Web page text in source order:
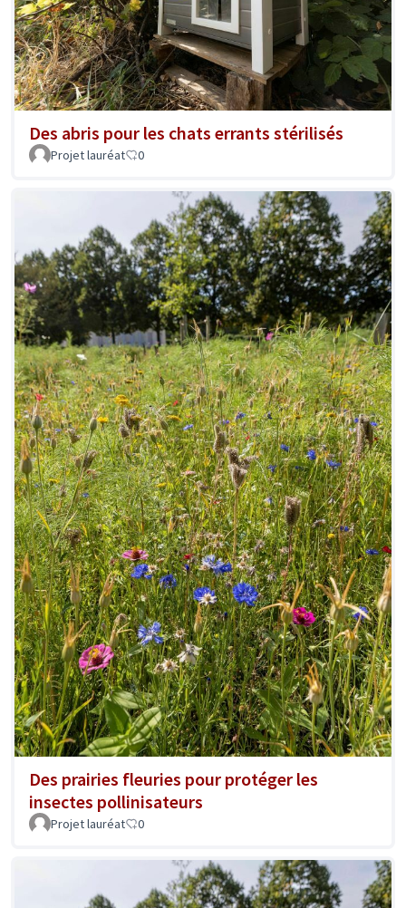
Des abris pour les chats errants stérilisés
Projet lauréat 0
Des prairies fleuries pour protéger les
insectes pollinisateurs
Projet lauréat 0